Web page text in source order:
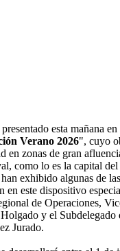
esta mañana
Verano 2026", cuyo
en zonas de gran
como lo es la capital
exhibido algunas de
en este dispositivo
de Operaciones,
y el Subdelegado
Jurado.